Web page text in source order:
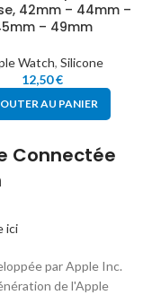
42mm – 44mm –
– 49mm
Watch, Silicone
12,50€
AU PANIER
Connectée
ici
par Apple Inc.
de l'Apple